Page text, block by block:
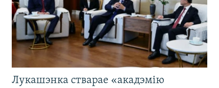
Лукашэнка стварае «акадэмію